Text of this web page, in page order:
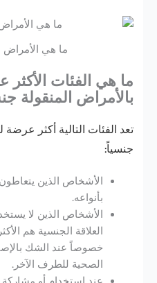
ما هي الأمراض
ما هي الفئات الأكثر
بالأمراض المنقولة
تعد الفئات التالية أكثر عرضة
جنسياً:
الأشخاص الذين
بأنواعه.
الأشخاص الذين لا
العلاقة الجنسية هم
خصوصاً عند الشك
الصحية للطرف الآخر.